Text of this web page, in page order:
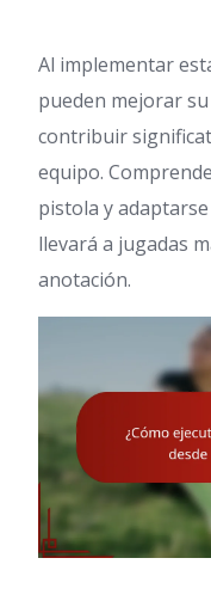
Al implementar
pueden mejorar
contribuir
equipo.
pistola y
llevará a jugadas
anotación.